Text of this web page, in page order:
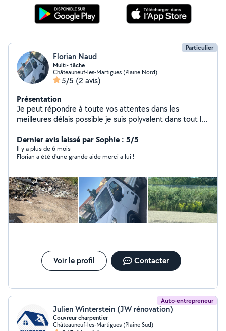
Particulier
Florian Naud
Multi- tâche
Châteauneuf-les-Martigues (Plaine Nord)
5/5 (2 avis)
Présentation
Je peut répondre à toute vos attentes dans les
meilleures délais possible je suis polyvalent dans tout les
Dernier avis laissé par Sophie : 5/5
Il y a plus de 6 mois
Florian a été d'une grande aide merci a lui !
Voir le profil Contacter
Auto-entrepreneur
Julien Winterstein (JW rénovation)
Couvreur charpentier
Châteauneuf-les-Martigues (Plaine Sud)